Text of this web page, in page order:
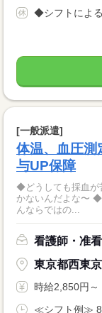
◆シフトによ
[一般派遣]
体温、血圧
与UP保障
◆どうしても採血が苦手… ◆オペ、急患受け入れあ
かないんだよな〜 ◆オンコール当番ってそわそわ… そんな看護師さ
んならではの...
看護師・准
東京都西東
時給2,850円～
≪シフト例≫ 8